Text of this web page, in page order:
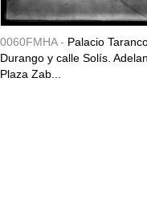
0060FMHA - Palacio
Durango y calle Solís.
Plaza Zab...